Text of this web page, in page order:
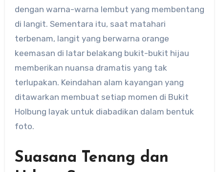
dengan warna-warna lembut yang membentang
di langit. Sementara itu, saat matahari
terbenam, langit yang berwarna orange
keemasan di latar belakang bukit-bukit hijau
memberikan nuansa dramatis yang tak
terlupakan. Keindahan alam kayangan yang
ditawarkan membuat setiap momen di Bukit
Holbung layak untuk diabadikan dalam bentuk
foto.
Suasana Tenang dan